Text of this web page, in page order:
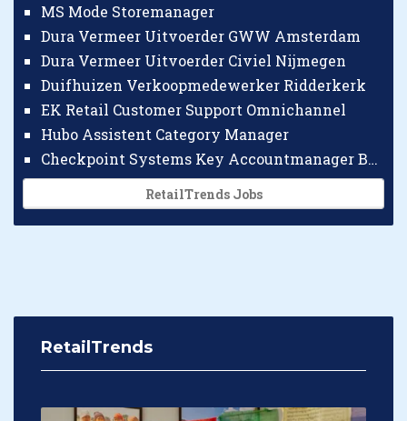
MS Mode Storemanager
Dura Vermeer Uitvoerder GWW Amsterdam
Dura Vermeer Uitvoerder Civiel Nijmegen
Duifhuizen Verkoopmedewerker Ridderkerk
EK Retail Customer Support Omnichannel
Hubo Assistent Category Manager
Checkpoint Systems Key Accountmanager Benelux
RetailTrends Jobs
RetailTrends